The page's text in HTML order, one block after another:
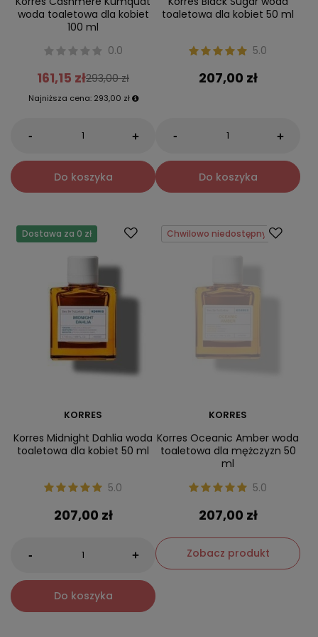
woda toaletowa dla kobiet
100 ml
0.0
161,15 zł293,00 zł
Najniższa cena: 293,00 zł
- +
Do koszyka
toaletowa dla kobiet 50 ml
5.0
207,00 zł
- +
Do koszyka
Dostawa za 0 zł
KORRES
Korres Midnight Dahlia woda
toaletowa dla kobiet 50 ml
5.0
207,00 zł
- +
Do koszyka
Chwilowo niedostępny
KORRES
Korres Oceanic Amber woda
toaletowa dla mężczyzn 50
ml
5.0
207,00 zł
Zobacz produkt